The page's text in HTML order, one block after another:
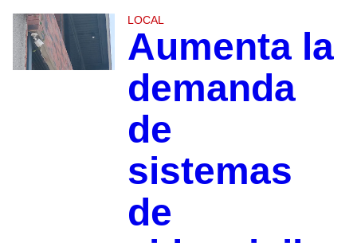
LOCAL
Aumenta la
demanda
de
sistemas
de